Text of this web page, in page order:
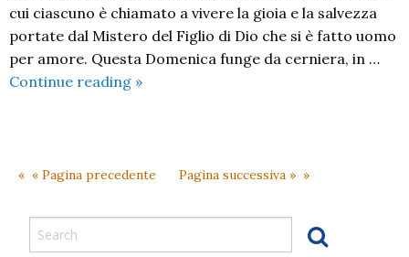
cui ciascuno è chiamato a vivere la gioia e la salvezza
portate dal Mistero del Figlio di Dio che si è fatto uomo
per amore. Questa Domenica funge da cerniera, in …
Continue reading Battesimo
–
–
»
« Pagina precedente Pagina successiva »